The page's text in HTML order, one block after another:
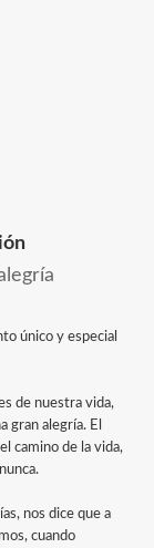
único y especial
de nuestra vida,
gran alegría. El
camino de la vida,
nos dice que a
cuando